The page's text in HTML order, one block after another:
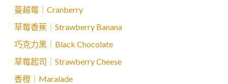
蔓越莓｜Cranberry
草莓香蕉｜Strawberry Banana
巧克力黑｜Black Chocolate
草莓起司｜Strawberry Cheese
香橙｜Maralade